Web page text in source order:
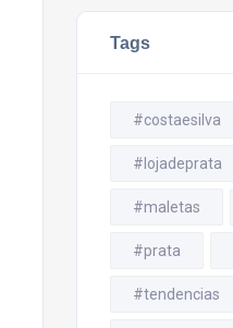
Tags
#costaesilva
#lojadeprata
#maletas
#prata
#tendencias